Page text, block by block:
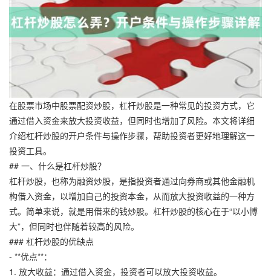
在股票市场中股票配资炒股，杠杆炒股是一种常见的投资方式，它
通过借入资金来放大投资收益，但同时也增加了风险。本文将详细
介绍杠杆炒股的开户条件与操作步骤，帮助投资者更好地理解这一
投资工具。
## 一、什么是杠杆炒股？
杠杆炒股，也称为融资炒股，是指投资者通过向券商或其他金融机
构借入资金，以增加自己的投资本金，从而放大投资收益的一种方
式。简单来说，就是用借来的钱炒股。杠杆炒股的核心在于“以小博
大”，但同时也伴随着较高的风险。
### 杠杆炒股的优缺点
- **优点**：
1. 放大收益：通过借入资金，投资者可以放大投资收益。